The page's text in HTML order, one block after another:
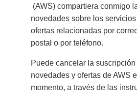
(AWS) compartiera conmigo
novedades sobre los
ofertas relacionadas por
postal o por teléfono.
Puede cancelar la
novedades y ofertas de AWS
momento, a través de las